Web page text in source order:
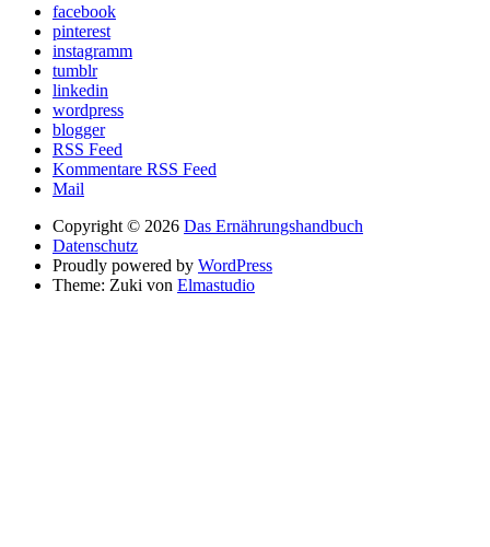
facebook
pinterest
instagramm
tumblr
linkedin
wordpress
blogger
RSS Feed
Kommentare RSS Feed
Mail
Copyright © 2026 Das Ernährungshandbuch
Datenschutz
Proudly powered by WordPress
Theme: Zuki von Elmastudio